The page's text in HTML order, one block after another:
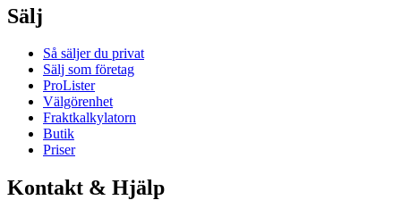
Sälj
Så säljer du privat
Sälj som företag
ProLister
Välgörenhet
Fraktkalkylatorn
Butik
Priser
Kontakt & Hjälp